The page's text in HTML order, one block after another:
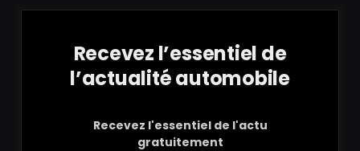
Recevez l’essentiel de
l’actualité automobile
Recevez l'essentiel de l'actu
gratuitement